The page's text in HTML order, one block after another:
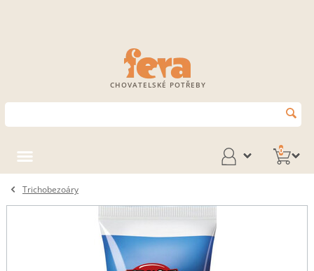
CHOVATELSKÉ POTŘEBY
0
Trichobezoáry